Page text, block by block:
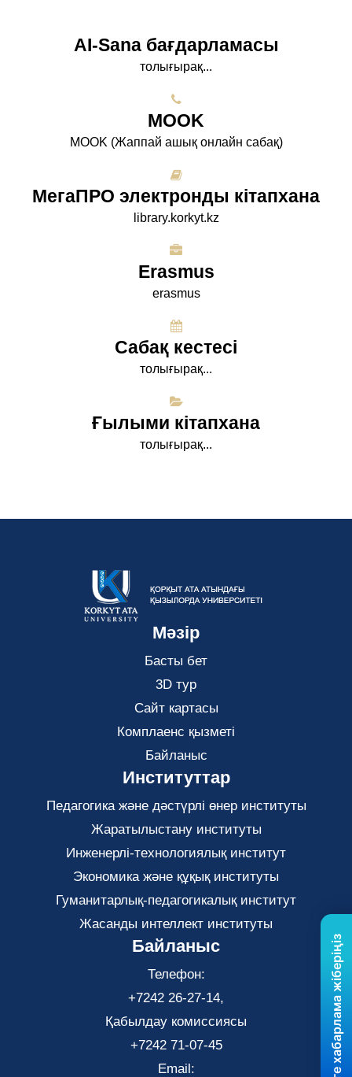
AI-Sana бағдарламасы
толығырақ...
МООK
МООK (Жаппай ашық онлайн сабақ)
МегаПРО электронды кітапхана
library.korkyt.kz
Erasmus
erasmus
Сабақ кестесі
толығырақ...
Ғылыми кітапхана
толығырақ...
Мәзір
Басты бет
3D тур
Сайт картасы
Комплаенс қызметі
Байланыс
Институттар
Педагогика және дәстүрлі өнер институты
Жаратылыстану институты
Инженерлі-технологиялық институт
Экономика және құқық институты
Гуманитарлық-педагогикалық институт
Жасанды интеллект институты
Байланыс
Телефон:
+7242 26-27-14,
Қабылдау комиссиясы
+7242 71-07-45
Email:
Бізге хабарлама жіберіңіз